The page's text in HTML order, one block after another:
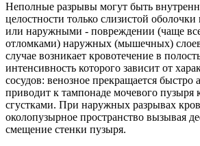
Неполные разрывы могут быть
целостности только слизистой оболочки
или наружными - повреждении (чаще
отломками) наружных (мышечных)
случае возникает кровотечение в
интенсивность которого зависит от
сосудов: венозное прекращается быстро
приводит к тампонаде мочевого пузыря
сгустками. При наружных разрывах
околопузырное пространство вызывая
смещение стенки пузыря.